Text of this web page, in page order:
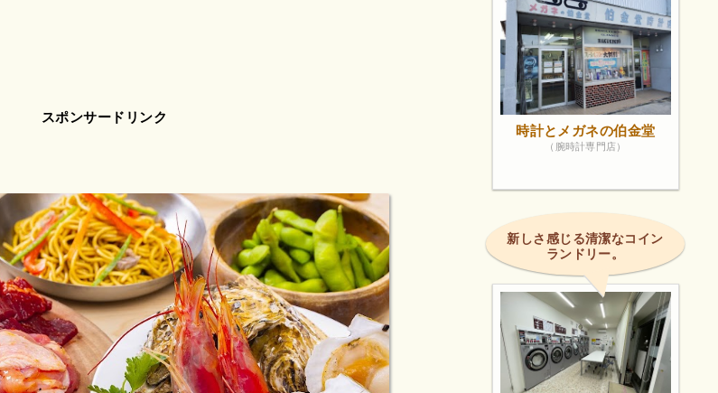
スポンサードリンク
時計とメガネの伯金堂
（腕時計専門店）
新しさ感じる清潔なコイン
ランドリー。